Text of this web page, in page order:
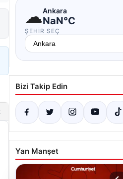
☁Ankara
NaN°C
ŞEHIR SEÇ
Bizi Takip Edin
Yan Manşet